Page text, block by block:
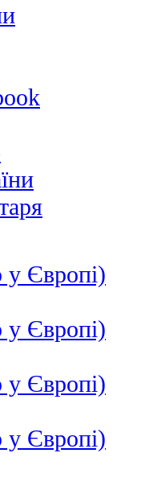
у Європі)
у Європі)
у Європі)
у Європі)